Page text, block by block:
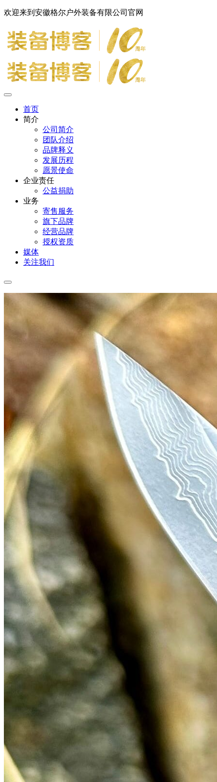
欢迎来到安徽格尔户外装备有限公司官网
首页
简介
公司简介
团队介绍
品牌释义
发展历程
愿景使命
企业责任
公益捐助
业务
寄售服务
旗下品牌
经营品牌
授权资质
媒体
关注我们